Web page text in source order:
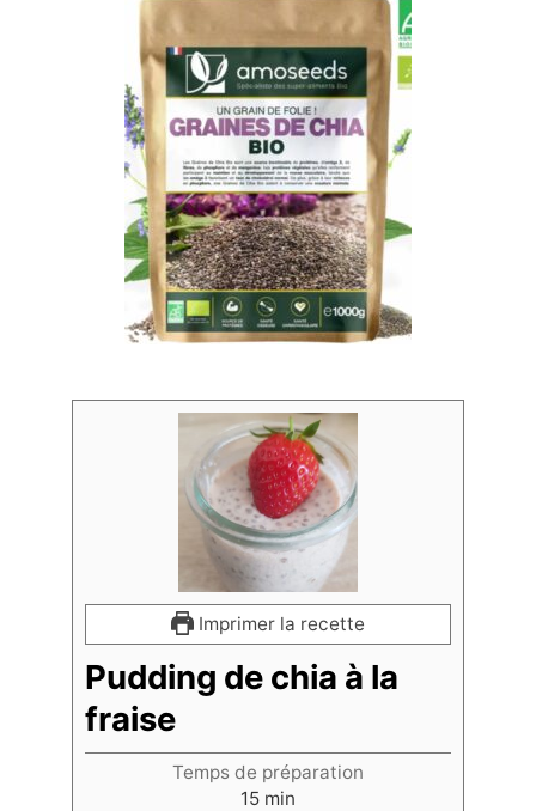
Imprimer la recette
Pudding de chia à la
fraise
Temps de préparation
15 min